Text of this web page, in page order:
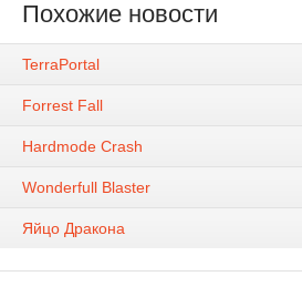
Похожие новости
TerraPortal
Forrest Fall
Hardmode Crash
Wonderfull Blaster
Яйцо Дракона